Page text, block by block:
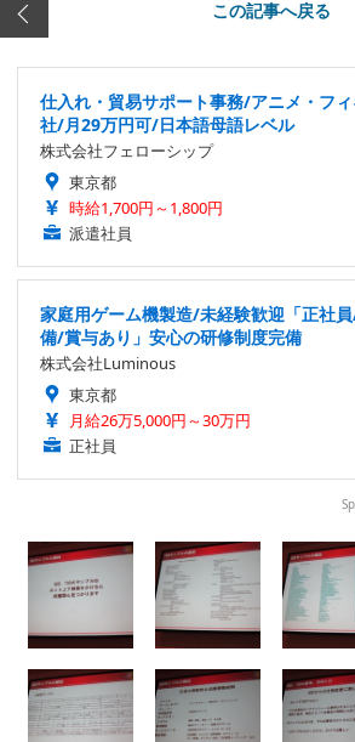
この記事へ戻る
仕入れ・貿易サポート事務/アニメ・フ
社/月29万円可/日本語母語レベル
株式会社フェローシップ
東京都
時給1,700円～1,800円
派遣社員
家庭用ゲーム機製造/未経験歓迎「正社
備/賞与あり」安心の研修制度完備
株式会社Luminous
東京都
月給26万5,000円～30万円
正社員